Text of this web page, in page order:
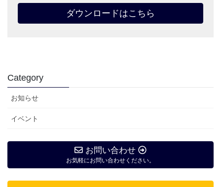
ダウンロードはこちら
Category
お知らせ
イベント
お問い合わせ
お気軽にお問い合わせください。